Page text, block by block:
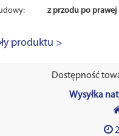
z przodu po prawej
produktu >
Dostępność
Wysyłka